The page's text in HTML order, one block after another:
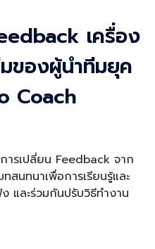
เครื่อง
ของผู้นำทีมยุค
Coach
รเปลี่ยน Feedback จาก
สนทนาเพื่อการเรียนรู้และ
ละร่วมกันปรับวิธีทำงาน